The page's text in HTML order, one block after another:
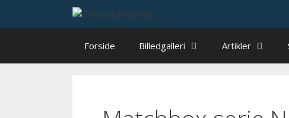
Forside Billedgalleri Artikler